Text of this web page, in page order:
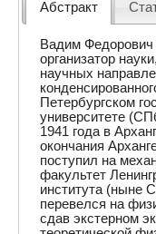
Абстракт
Вадим
организатор
научных
Петербургском
университете
1941 года в
окончания
поступил на
факультет
института (ныне
перевелся на
сдав экстерном